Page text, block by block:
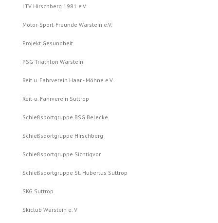
LTV Hirschberg 1981 e.V.
Motor-Sport-Freunde Warstein e.V.
Projekt Gesundheit
PSG Triathlon Warstein
Reit u. Fahrverein Haar - Möhne e.V.
Reit-u. Fahrverein Suttrop
Schießsportgruppe BSG Belecke
Schießsportgruppe Hirschberg
Schießsportgruppe Sichtigvor
Schießsportgruppe St. Hubertus Suttrop
SKG Suttrop
Skiclub Warstein e. V